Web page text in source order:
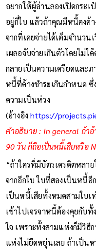
อยากให้ผู้อ่านลองเปิดกระ
อยู่กี่ใบ แล้วถ้าคุณมีหนี้คงค้
จากที่เคยจ่ายได้เต็มจำนว
เผลอจับจ่ายเกินตัวโดยไม่
กลายเป็นความเครียดและ
หนี้ที่ค้างชำระเกินกำหนด
ความเป็นห่วง
(อ้างอิงhttps://
คำอธิบาย : In general ถ้าอ้
90 วัน ก็ถือเป็นหนี้เสียหรือ
“ถ้าใครที่มีบัตรเครดิตหลา
จากอีกใบ ใบที่สองเป็นหนี้
เป็นหนี้เสียทั้งหมดสามใบเ
เข้าไปเจรจาหนี้ต้องคุยกับ
ใจ เพราะทั้งสามแห่งก็มีวิธี
แห่งไม่ยืดหยุ่นเลย ถ้าเป็น